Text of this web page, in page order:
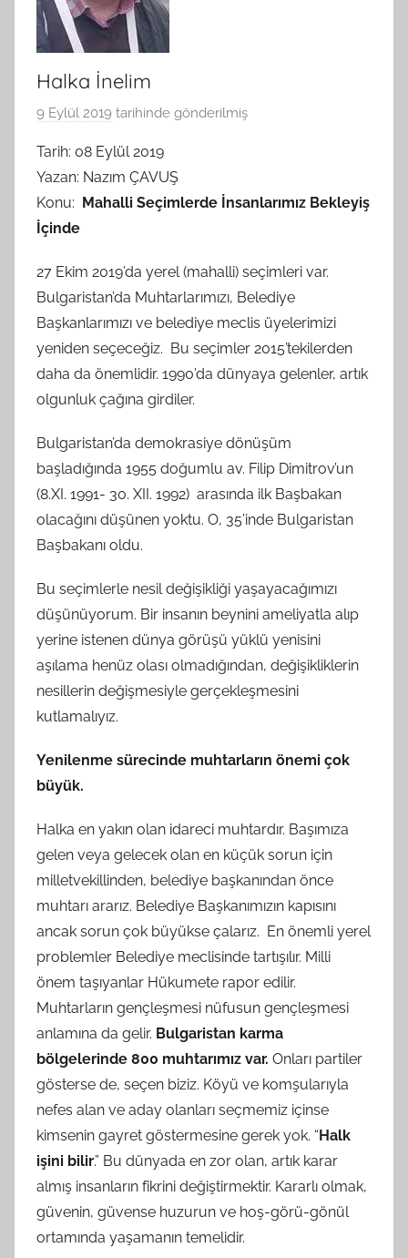
Halka İnelim
9 Eylül 2019 tarihinde gönderilmiş
M
r
a
f
ı
n
n
Tarih: 08 Eylül 2019
Yazan: Nazım ÇAVUŞ
Konu:
Mahalli Seçimlerde İnsanlarımız Bekleyiş
İçinde
27 Ekim 2019’da yerel (mahalli) seçimleri var.
Bulgaristan’da Muhtarlarımızı, Belediye
Başkanlarımızı ve belediye meclis üyelerimizi
yeniden seçeceğiz. Bu seçimler 2015’tekilerden
daha da önemlidir. 1990’da dünyaya gelenler, artık
olgunluk çağına girdiler.
Bulgaristan’da demokrasiye dönüşüm
başladığında 1955 doğumlu av. Filip Dimitrov’un
(8.XI. 1991- 30. XII. 1992) arasında ilk Başbakan
olacağını düşünen yoktu. O, 35’inde Bulgaristan
Başbakanı oldu.
Bu seçimlerle nesil değişikliği yaşayacağımızı
düşünüyorum. Bir insanın beynini ameliyatla alıp
yerine istenen dünya görüşü yüklü yenisini
aşılama henüz olası olmadığından, değişikliklerin
nesillerin değişmesiyle gerçekleşmesini
kutlamalıyız.
Yenilenme sürecinde muhtarların önemi çok
büyük.
Halka en yakın olan idareci muhtardır. Başımıza
gelen veya gelecek olan en küçük sorun için
milletvekillinden, belediye başkanından önce
muhtarı ararız. Belediye Başkanımızın kapısını
ancak sorun çok büyükse çalarız. En önemli yerel
problemler Belediye meclisinde tartışılır. Milli
önem taşıyanlar Hükumete rapor edilir.
Muhtarların gençleşmesi nüfusun gençleşmesi
anlamına da gelir. Bulgaristan karma
bölgelerinde 800 muhtarımız var. Onları partiler
gösterse de, seçen biziz. Köyü ve komşularıyla
nefes alan ve aday olanları seçmemiz içinse
kimsenin gayret göstermesine gerek yok. “ Halk
işini bilir.” Bu dünyada en zor olan, artık karar
almış insanların fikrini değiştirmektir. Kararlı olmak,
güvenin, güvense huzurun ve hoş-görü-gönül
ortamında yaşamanın temelidir.